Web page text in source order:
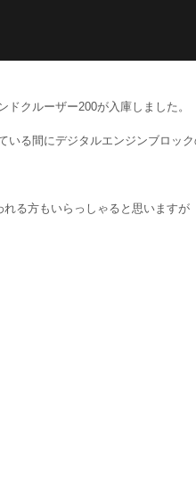
クルーザー200が入庫しました。
いる間にデジタルエンジンブロッ
る方もいらっしゃると思いますが